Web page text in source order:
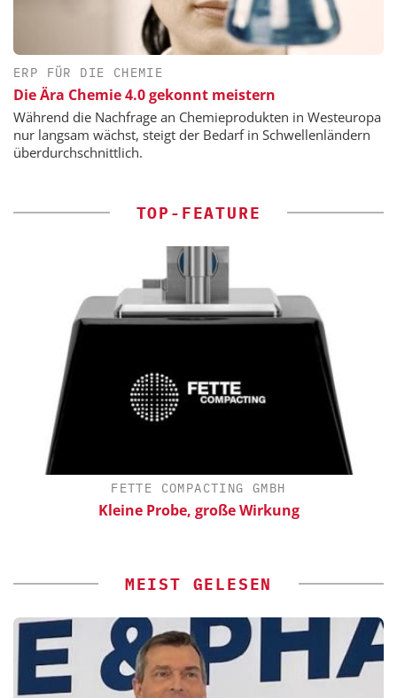
ERP FÜR DIE CHEMIE
Die Ära Chemie 4.0 gekonnt meistern
Während die Nachfrage an Chemieprodukten in Westeuropa
nur langsam wächst, steigt der Bedarf in Schwellenländern
überdurchschnittlich.
TOP-FEATURE
FETTE COMPACTING GMBH
Kleine Probe, große Wirkung
MEIST GELESEN